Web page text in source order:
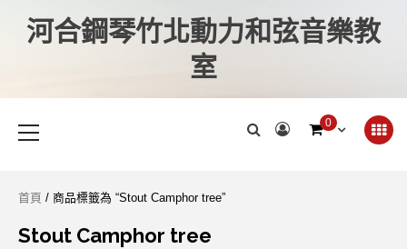
河合鋼琴竹北動力和弦音樂教
室
0
首頁 / 商品標籤為 “Stout Camphor tree”
Stout Camphor tree